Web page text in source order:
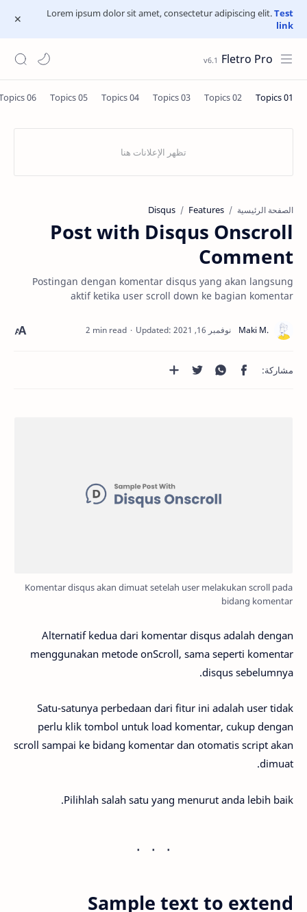
Lorem ipsum dolor sit amet, consectetur adipiscing elit.Test
link
Fletro Pro
الصفحة الرئيسية Disqus Features
Post with Disqus Onscroll
Comment
Postingan dengan komentar disqus yang akan langsung
aktif ketika user scroll down ke bagian komentar
2 min read
Komentar disqus akan dimuat setelah user melakukan scroll pada
bidang komentar
Alternatif kedua dari komentar disqus adalah dengan
menggunakan metode onScroll, sama seperti komentar
disqus sebelumnya.
Satu-satunya perbedaan dari fitur ini adalah user tidak
perlu klik tombol untuk load komentar, cukup dengan
scroll sampai ke bidang komentar dan otomatis script akan
dimuat.
Pilihlah salah satu yang menurut anda lebih baik.
Sample text to extend